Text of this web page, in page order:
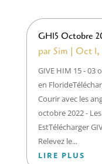
GH15 Octobre
parSim | Oct 1,
GIVE HIM 15 - 03
en
Courir avec les
octobre 2022 -
EstTélécharger
Relevez le...
LIRE PLUS